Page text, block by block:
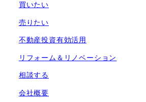
買いたい
売りたい
不動産投資有効活用
リフォーム＆リノベーション
相談する
会社概要